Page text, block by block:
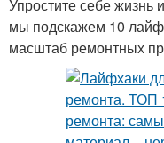
Упростите себе
мы подскажем 10
масштаб ремонтных